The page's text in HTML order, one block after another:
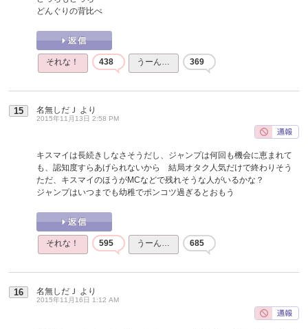
どんぐりの背比べ
それな！ 438 うーん… 369
15 名無しだＪ より
2015年11月13日 2:58 PM
キスマイは長続きしなさそうだし、ジャンプは何回も機会に恵まれて
も、認知度すらあげられないから 結局オタク人気だけで終わりそう
ただ、キスマイのほうがMCなどで残れそうな人がいるかな？
ジャンプはいつまでも幼稚でポンコツ過ぎるとおもう
それな！ 595 うーん… 685
16 名無しだＪ より
2015年11月16日 1:12 AM